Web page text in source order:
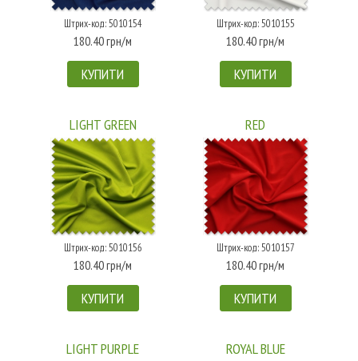
Штрих-код: 5010154
180.40 грн/м
КУПИТИ
Штрих-код: 5010155
180.40 грн/м
КУПИТИ
LIGHT GREEN
Штрих-код: 5010156
180.40 грн/м
КУПИТИ
RED
Штрих-код: 5010157
180.40 грн/м
КУПИТИ
LIGHT PURPLE ROYAL BLUE